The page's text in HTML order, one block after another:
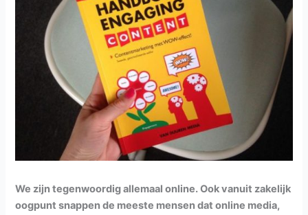
We zijn tegenwoordig allemaal online. Ook vanuit zakelijk
oogpunt snappen de meeste mensen dat online media,